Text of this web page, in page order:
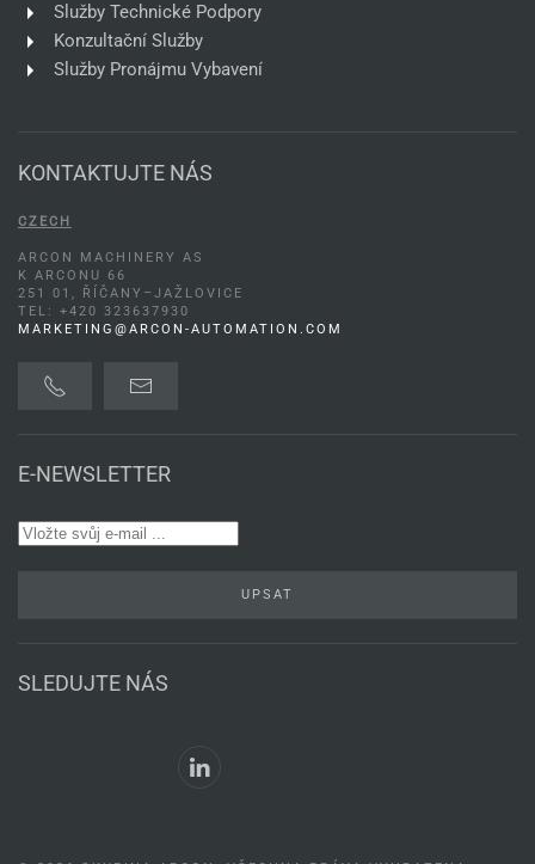
Služby Technické Podpory
Konzultační Služby
Služby Pronájmu Vybavení
KONTAKTUJTE NÁS
CZECH
ARCON MACHINERY AS
K ARCONU 66
251 01, ŘÍČANY–JAŽLOVICE
TEL: +420 323637930
MARKETING@ARCON-AUTOMATION.COM
E-NEWSLETTER
UPSAT
SLEDUJTE NÁS